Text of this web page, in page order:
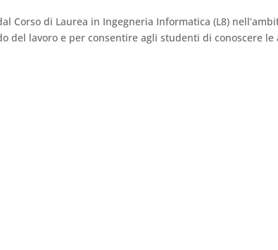
Corso di Laurea in Ingegneria Informatica (L8)
del lavoro e per consentire agli studenti di conoscere